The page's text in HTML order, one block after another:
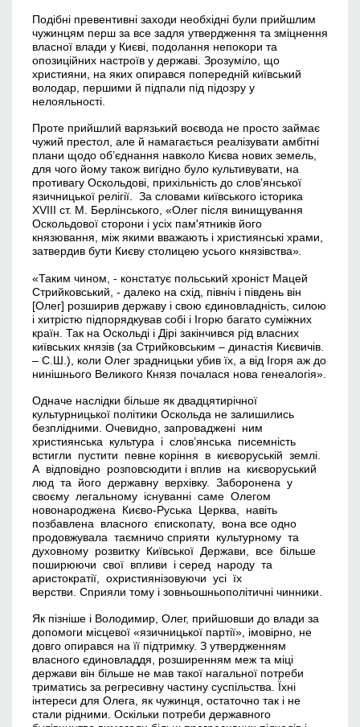
Подібні превентивні заходи необхідні були прийшлим
чужинцям перш за все задля утвердження та зміцнення
власної влади у Києві, подолання непокори та
опозиційних настроїв у державі. Зрозуміло, що
християни, на яких опирався попередній київський
володар, першими й підпали під підозру у
нелояльності.
Проте прийшлий варязький воєвода не просто займає
чужий престол, але й намагається реалізувати амбітні
плани щодо об’єднання навколо Києва нових земель,
для чого йому також вигідно було культивувати, на
противагу Оскольдові, прихільність до слов’янської
язичницької релігії. За словами київського історика
XVIII ст. М. Берлінського, «Олег після винищування
Оскольдової сторони і усіх пам'ятників його
князювання, між якими вважають і християнські храми,
затвердив бути Києву столицею усього князівства»
«Таким чином, - констатує польський хроніст Мацей
Стрийковський, - далеко на схід, північ і південь він
[Олег] розширив державу і свою єдиновладність, силою
і хитрістю підпорядкував собі і Ігорю багато суміжних
країн. Так на Оскольді і Дірі закінчився рід власних
київських князів (за Стрийковським – династія Києвичів.
– С.Ш.), коли Олег зрадницьки убив їх, а від Ігоря аж до
нинішнього Великого Князя почалася нова генеалогія».
Одначе наслідки більше як двадцятирічної
культурницької політики Оскольда не залишились
безплідними. Очевидно, запроваджені ним
християнська культура і слов’янська писемність
встигли пустити певне коріння в києворуській землі.
А відповідно розповсюдити і вплив на києворуський
люд та його державну верхівку. Заборонена у
своєму легальному існуванні саме Олегом
новонароджена Києво-Руська Церква, навіть
позбавлена власного єпископату, вона все одно
продовжувала таємничо сприяти культурному та
духовному розвитку Київської Держави, все більше
поширюючи свої впливи і серед народу та
аристократії, охристиянізовуючи усі їх
верстви. Сприяли тому і зовньошньополітичні чинники.
Як пізніше і Володимир, Олег, прийшовши до влади за
допомоги місцевої «язичницької партії», імовірно, не
довго опирався на її підтримку. З утвердженням
власного єдиновладдя, розширенням меж та міці
держави він більше не мав такої нагальної потреби
триматись за регресивну частину суспільства. Їхні
інтереси для Олега, як чужинця, остаточно так і не
стали рідними. Оскільки потреби державного